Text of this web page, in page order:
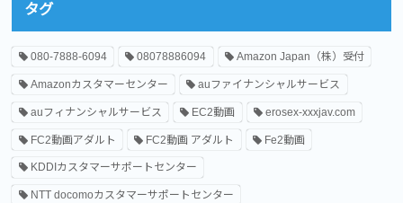
タグ
080-7888-6094 08078886094 Amazon Japan（株）受付
Amazonカスタマーセンター auファイナンシャルサービス
auフィナンシャルサービス EC2動画 erosex-xxxjav.com
FC2動画アダルト FC2動画 アダルト Fe2動画
KDDIカスタマーサポートセンター
NTT docomoカスタマーサポートセンター